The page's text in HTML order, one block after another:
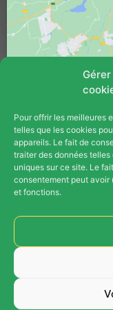
Pour offrir les meilleures
telles que les cookies
appareils. Le fait de
traiter des données
uniques sur ce site. Le
consentement peut
et fonctions.
technique,
exemplaire :
efficace et
d'eau
chantier
ci-jointes).5.
intervenu à
autre
impression :
te dire que
un travail
tant que
mon
Ⓒ 2026